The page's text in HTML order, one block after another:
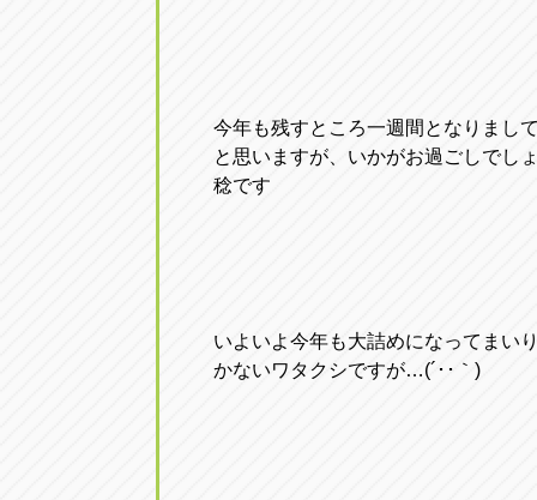
今年も残すところ一週間となりまし
と思いますが、いかがお過ごしでし
稔です
いよいよ今年も大詰めになってまい
かないワタクシですが…(´･･｀)